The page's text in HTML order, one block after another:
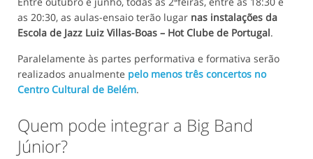
as 20:30, as aulas-ensaio terão lugar nas instalações da
Escola de Jazz Luiz Villas-Boas – Hot Clube de Portugal.
Paralelamente às partes performativa e formativa serão
realizados anualmente pelo menos três concertos no
Centro Cultural de Belém.
Quem pode integrar a Big Band
Júnior?